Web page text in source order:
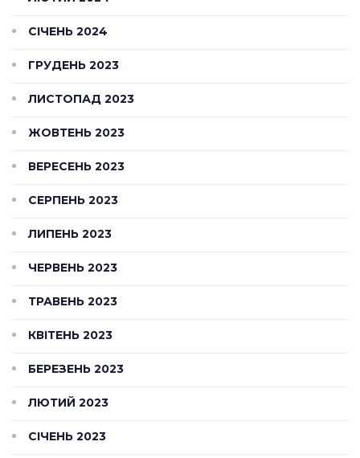
СІЧЕНЬ 2024
ГРУДЕНЬ 2023
ЛИСТОПАД 2023
ЖОВТЕНЬ 2023
ВЕРЕСЕНЬ 2023
СЕРПЕНЬ 2023
ЛИПЕНЬ 2023
ЧЕРВЕНЬ 2023
ТРАВЕНЬ 2023
КВІТЕНЬ 2023
БЕРЕЗЕНЬ 2023
ЛЮТИЙ 2023
СІЧЕНЬ 2023